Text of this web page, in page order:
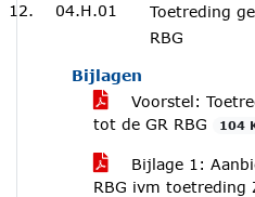
04.H.01
Toetreding
RBG
Bijlagen
Voorstel:
tot de GR RBG
104
Bijlage 1:
RBG ivm toetreding